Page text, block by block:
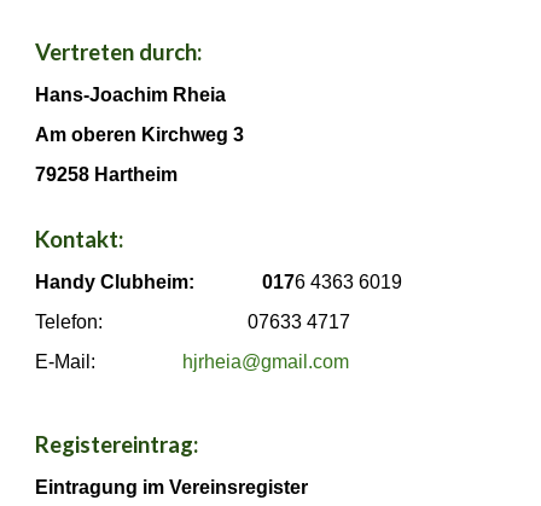
Vertreten durch:
Hans-Joachim Rheia
Am oberen Kirchweg 3
79258 Hartheim
Kontakt:
Handy Clubheim: 0176 4363 6019
Telefon: 07633 4717
E-Mail:
hjrheia@gmail.com
Registereintrag:
Eintragung im Vereinsregister